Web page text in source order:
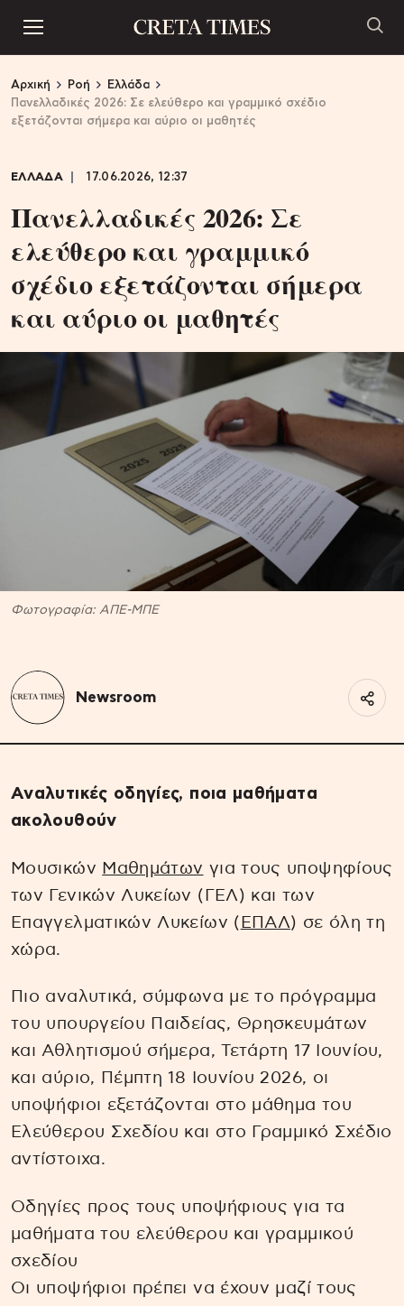
Αρχική Ροή
Ελλάδα
Πανελλαδικές 2026: Σε ελεύθερο και γραμμικό σχέδιο
εξετάζονται σήμερα και αύριο οι μαθητές
ΕΛΛΑΔΑ 17.06.2026, 12:37
Πανελλαδικές 2026: Σε
ελεύθερο και γραμμικό
σχέδιο εξετάζονται σήμερα
και αύριο οι μαθητές
Φωτογραφία: ΑΠΕ-ΜΠΕ
Newsroom
Αναλυτικές οδηγίες, ποια μαθήματα
ακολουθούν
Μουσικών Μαθημάτων για τους υποψηφίους
των Γενικών Λυκείων (ΓΕΛ) και των
Επαγγελματικών Λυκείων ( ΕΠΑΛ) σε όλη τη
χώρα.
Πιο αναλυτικά, σύμφωνα με το πρόγραμμα
του υπουργείου Παιδείας, Θρησκευμάτων
και Αθλητισμού σήμερα, Τετάρτη 17 Ιουνίου,
και αύριο, Πέμπτη 18 Ιουνίου 2026, οι
υποψήφιοι εξετάζονται στο μάθημα του
Ελεύθερου Σχεδίου και στο Γραμμικό Σχέδιο
αντίστοιχα.
Οδηγίες προς τους υποψήφιους για τα
μαθήματα του ελεύθερου και γραμμικού
σχεδίου
Οι υποψήφιοι πρέπει να έχουν μαζί τους